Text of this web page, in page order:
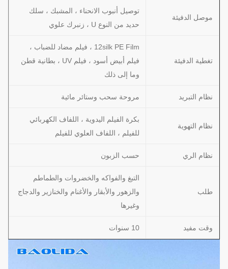
موصل الدفيئة
توصيل أنبوب الانحناء ، المشبك ، سلك
حديد من النوع U ، زنبرك علوي
تغطية الدفيئة
12silk PE Film ، فيلم مضاد للضباب ،
فيلم أبيض أسود ، فيلم UV ، بطانية قطن
وما إلى ذلك
نظام التبريد مروحة سحب وستائر مائية
نظام التهوية
بكرة الفيلم اليدوية ، اللفاف الكهربائي
للفيلم ، اللفاف العلوي للفيلم
نظام الري حسب الزبون
طلب
التبغ والفواكه والخضروات والطماطم
والزهور والأبقار والأغنام والخنازير والدجاج
وغيرها
وقت مفيد 10 سنوات